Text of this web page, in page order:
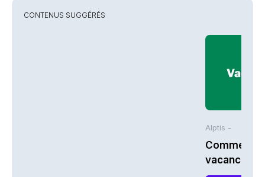
CONTENUS SUGGÉRÉS
Alptis -
Comment
vacances à